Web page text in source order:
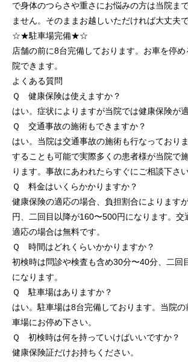
で身体のつらさや重さにお悩みの方は当院ま
ません。そのままお越しいただければ大丈夫で
☆★駐車場完備★☆
店舗の前に8台完備しております。お車を停
院できます。
よくある質問
Ｑ 健康保険は使えますか？
はい。症状によりますが当院では健康保険が
Ｑ 交通事故の施術もできますか？
はい。当院は交通事故の施術も行なっており
することも可能で実際多くの患者様が当院で
ります。事故にあわれたらすぐにご相談下さい
Ｑ 料金はいくらかかりますか？
健康保険の適応の場合、負担割合によります
円、二回目以降が160〜500円になります。交
適応の場合は無料です。
Ｑ 時間はどれくらいかかりますか？
初検時は問診や検査も含め30分〜40分、二回
になります。
Ｑ 駐車場はありますか？
はい。駐車場は8台完備しております。当院
車場にお停め下さい。
Ｑ 初検時は何を持っていけばいいですか？
健康保険証だけお持ちください。